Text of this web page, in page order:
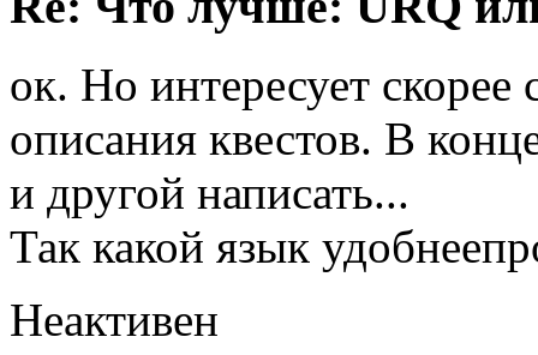
ок. Но интересует скорее
описания квестов. В
и другой написать...
Так какой язык
Неактивен